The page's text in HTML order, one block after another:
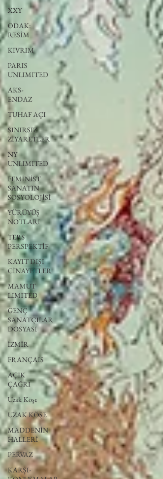
XXY
ODAK:
RESİM
KIVRIM
PARIS
UNLIMITED
AKS-
ENDAZ
TUHAF AÇI
SINIRSIZ
ZİYARETLER
NY
UNLIMITED
FEMİNİST
SANATIN
SOSYOLOJİSİ
YÜRÜYÜŞ
NOTLARI
TERS
PERSPEKTİF
KAYIT DIŞI
CİNAYETLER
MAMUT
LIMITED
GENÇ
SANATÇILAR
DOSYASI
İZMİR
FRANÇAIS
AÇIK
ÇAĞRI
Uzak Köşe
UZAK KÖŞE
MADDENİN
HALLERİ
PERVAZ
KARŞI-